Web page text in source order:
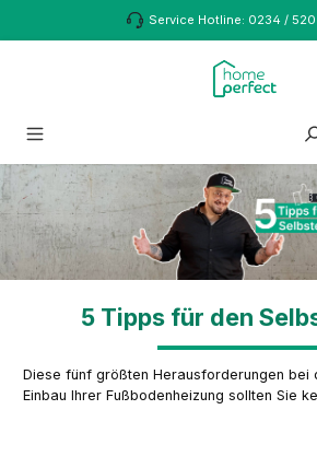
Zum Hauptinhalt springenService Hotline: 0234 /
5 Tipps für den
Diese fünf größten Herausforderungen bei
Einbau Ihrer Fußbodenheizung sollten Sie